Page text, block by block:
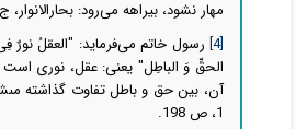
مهار نشود، بیراهه مى‏‌رود: بحارالانوار، ج 1، ص 117.
[4] رسول خاتممی‌فرماید: "العقلُ نورٌ
الحقِّ وَ الباطِل" یعنی: عقل، نورى
آن، بین حق و باطل تفاوت گذاشته
1، ص 198.